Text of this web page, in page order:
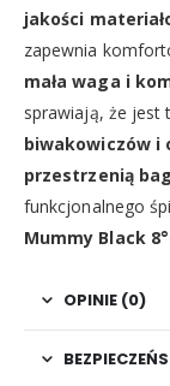
jakości
zapewnia
mała waga i
sprawiają, że jest
biwakowiczów i
przestrzenią
funkcjonalnego
Mummy Black
OPINIE (0)